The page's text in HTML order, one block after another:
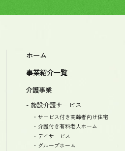
ホーム
事業紹介一覧
介護事業
- 施設介護サービス
・サービス付き高齢者向け住宅
・介護付き有料老人ホーム
・デイサービス
・グループホーム